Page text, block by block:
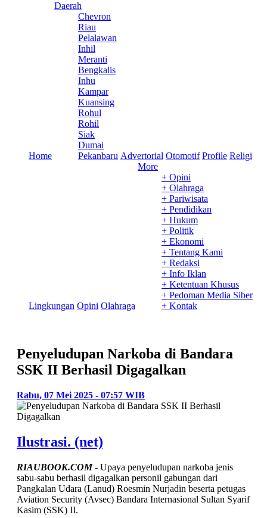
Home
Daerah
Chevron
Riau
Pelalawan
Inhil
Meranti
Bengkalis
Inhu
Kampar
Kuansing
Rohul
Rohil
Siak
Dumai
Pekanbaru Advertorial Otomotif Profile Religi
Lingkungan Opini Olahraga
More
+ Opini
+ Olahraga
+ Pariwisata
+ Pendidikan
+ Hukum
+ Politik
+ Ekonomi
+ Tentang Kami
+ Redaksi
+ Info Iklan
+ Ketentuan Khusus
+ Pedoman Media Siber
+ Kontak
Penyeludupan Narkoba di Bandara
SSK II Berhasil Digagalkan
Rabu, 07 Mei 2025 - 07:57 WIB
Ilustrasi. (net)
RIAUBOOK.COM- Upaya penyeludupan narkoba jenis
sabu-sabu berhasil digagalkan personil gabungan dari
Pangkalan Udara (Lanud) Roesmin Nurjadin beserta petugas
Aviation Security (Avsec) Bandara Internasional Sultan Syarif
Kasim (SSK) II.